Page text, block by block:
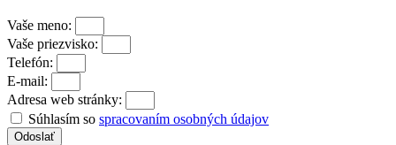
Vaše meno:
Vaše priezvisko:
Telefón:
E-mail:
Adresa web stránky:
Súhlasím so spracovaním osobných údajov
Odoslať